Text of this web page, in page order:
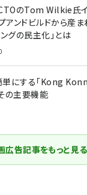
のTom Wilkie氏
アンドビルドから産ま
グの民主化」とは
にする「Kong
の主要機能
広告記事をもっと見る